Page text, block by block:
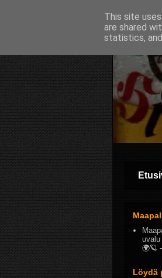
🌍🪐
Löydä
This site
are shared
statistics,